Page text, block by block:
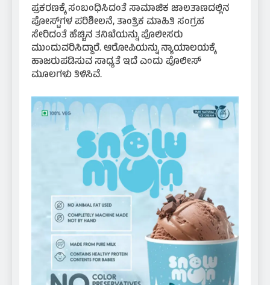
ಪ್ರಕರಣಕ್ಕೆ ಸಂಬಂಧಿಸಿದಂತೆ ಸಾಮಾಜಿಕ ಜಾಲತಾಣದಲ್ಲಿನ
ಪೋಸ್ಟ್‌ಗಳ ಪರಿಶೀಲನೆ, ತಾಂತ್ರಿಕ ಮಾಹಿತಿ ಸಂಗ್ರಹ
ಸೇರಿದಂತೆ ಹೆಚ್ಚಿನ ತನಿಖೆಯನ್ನು ಪೊಲೀಸರು
ಮುಂದುವರಿಸಿದ್ದಾರೆ. ಆರೋಪಿಯನ್ನು ನ್ಯಾಯಾಲಯಕ್ಕೆ
ಹಾಜರುಪಡಿಸುವ ಸಾಧ್ಯತೆ ಇದೆ ಎಂದು ಪೊಲೀಸ್
ಮೂಲಗಳು ತಿಳಿಸಿವೆ.